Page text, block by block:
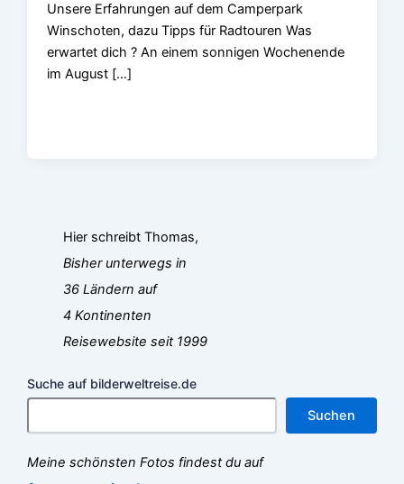
Unsere Erfahrungen auf dem Camperpark
Winschoten, dazu Tipps für Radtouren Was
erwartet dich ? An einem sonnigen Wochenende
im August […]
Hier schreibt Thomas,
Bisher unterwegs in
36 Ländern auf
4 Kontinenten
Reisewebsite seit 1999
Suche auf bilderweltreise.de
Suchen
Meine schönsten Fotos findest du auf